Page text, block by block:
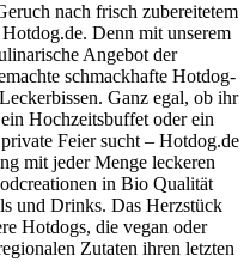
nach frisch zubereitetem
Denn mit unserem
Angebot der
schmackhafte Hotdog-
Ganz egal, ob ihr
Hochzeitsbuffet oder ein
Feier sucht – Hotdog.de
mit jeder Menge leckeren
in Bio Qualität
und Drinks. Das Herzstück
Hotdogs, die vegan oder
Zutaten ihren letzten